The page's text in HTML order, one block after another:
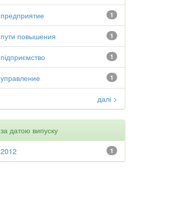
1
предприятие
1
пути повышения
1
підприємство
1
управление
далі >
за датою випуску
1
2012